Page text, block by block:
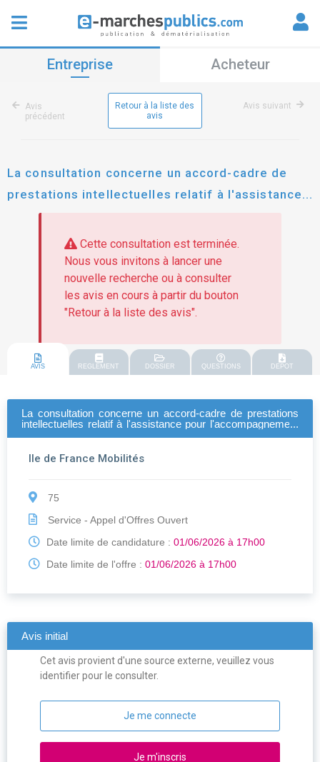
Entreprise Acheteur
Avis
précédent
Retour à la liste des
avis
Avis suivant
La consultation concerne un accord-cadre de
prestations intellectuelles relatif à l'assistance
pour l'accompagnement marketing et
communication spécial jeunes.
Cette consultation est terminée.
Nous vous invitons à lancer une
nouvelle recherche ou à consulter
les avis en cours à partir du bouton
"Retour à la liste des avis".
AVIS REGLEMENT DOSSIER QUESTIONS DEPOT
La consultation concerne un accord-cadre de prestations
intellectuelles relatif à l'assistance pour l'accompagnement
Ile de France Mobilités
75
Service - Appel d'Offres Ouvert
Date limite de candidature : 01/06/2026 à 17h00
Date limite de l'offre : 01/06/2026 à 17h00
Avis initial
Cet avis provient d'une source externe, veuillez vous
identifier pour le consulter.
Je me connecte
Je m'inscris